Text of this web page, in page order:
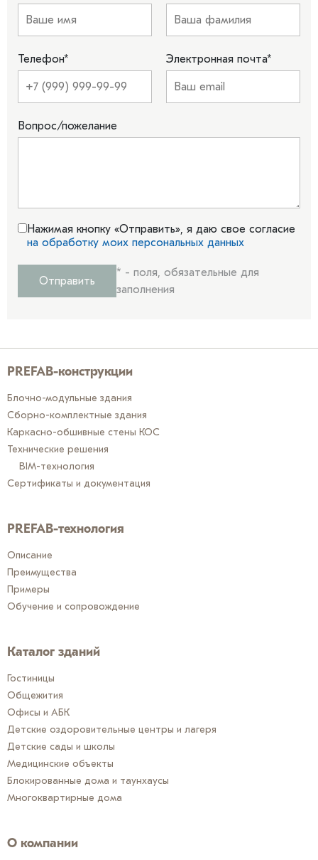
недорогих небольших, особенно сетевых, отелей.
Телефон* Электронная почта*
Вопрос/пожелание
Нажимая кнопку «Отправить», я даю свое согласие
на обработку моих персональных данных
Отправить
* - поля, обязательные для
заполнения
PREFAB-конструкции
Блочно-модульные здания
Сборно-комплектные здания
Каркасно-обшивные стены КОС
Технические решения
BIM-технология
Сертификаты и документация
PREFAB-технология
Описание
Преимущества
Примеры
Обучение и сопровождение
Каталог зданий
Гостиницы
Общежития
Офисы и АБК
Детские оздоровительные центры и лагеря
Детские сады и школы
Медицинские объекты
Блокированные дома и таунхаусы
Многоквартирные дома
О компании